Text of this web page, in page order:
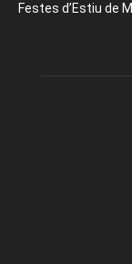
Festes d’Estiu de